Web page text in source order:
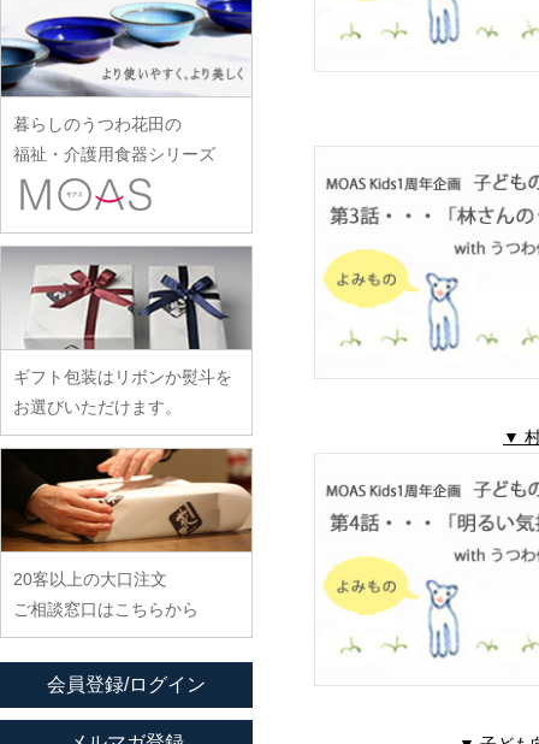
▼
和泉良法
市川知也
伊藤聡信
伊藤孝英
井銅心平
稲村真耶
イム サエム
イレヤガラス
岩舘隆（浄法寺）
臼田けい子
海野裕
浦陽子
遠藤マサヒロ
大井寛史
大久保公太郎
大沢和義
大平新五
大前史
大和田友香
工藤和彦
熊谷峻
小泉敦信
こいずみみゆき
古賀雄二郎
小寺暁洋
小林巧征
小牧広平
近藤亮介
鈴木涼子
須谷窯
滴生舎
土井康治朗
土井宏友
陶房独歩炎
徳永遊心
富山孝一
土本訓寛・土本久美子
野口悦士
日高直子
ヒヅミ峠舎
樋山真弓
平岡正弘
平林秀幸
廣野俊彦
廣政毅
ふじい製作所
藤崎均
藤田永子
藤塚光男
ほたる窯
堀畑蘭
みずのみさ
光井威善
三留舞
宮岡麻衣子
宮崎孝彦
三輪周太郎
武曽健一
村田森
村田菜穂美
木工ヤマニ
森知恵子
森悠紀子
森下綾
Yu-ten
雪ノ浦裕一
吉岡将弐
吉田学
余宮隆
暮らしのうつわ花田の
福祉・介護用食器シリーズ
ギフト包装はリボンか熨斗を
お選びいただけます。
20客以上の大口注文
ご相談窓口はこちらから
会員登録/ログイン